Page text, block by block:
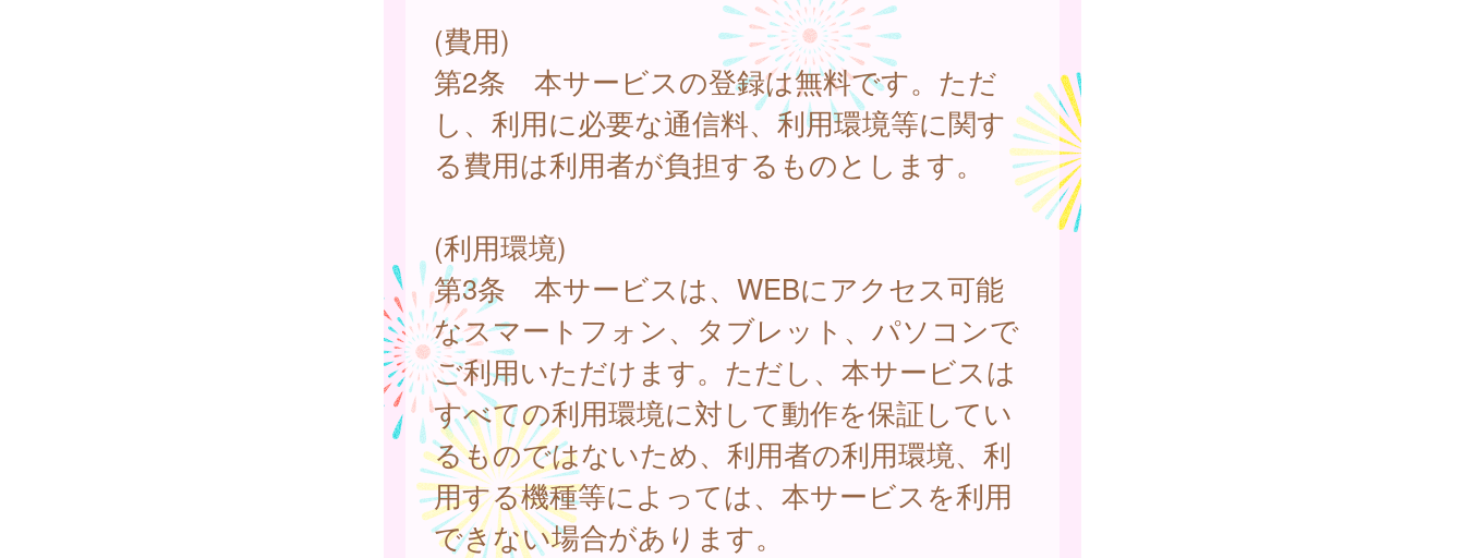
(費用)
第2条 本サービスの登録は無料です。ただ
し、利用に必要な通信料、利用環境等に関す
る費用は利用者が負担するものとします。
(利用環境)
第3条 本サービスは、WEBにアクセス可能
なスマートフォン、タブレット、パソコンで
ご利用いただけます。ただし、本サービスは
すべての利用環境に対して動作を保証してい
るものではないため、利用者の利用環境、利
用する機種等によっては、本サービスを利用
できない場合があります。